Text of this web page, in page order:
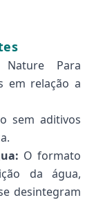
Para
em relação a
sem aditivos
O formato
da água,
desintegram